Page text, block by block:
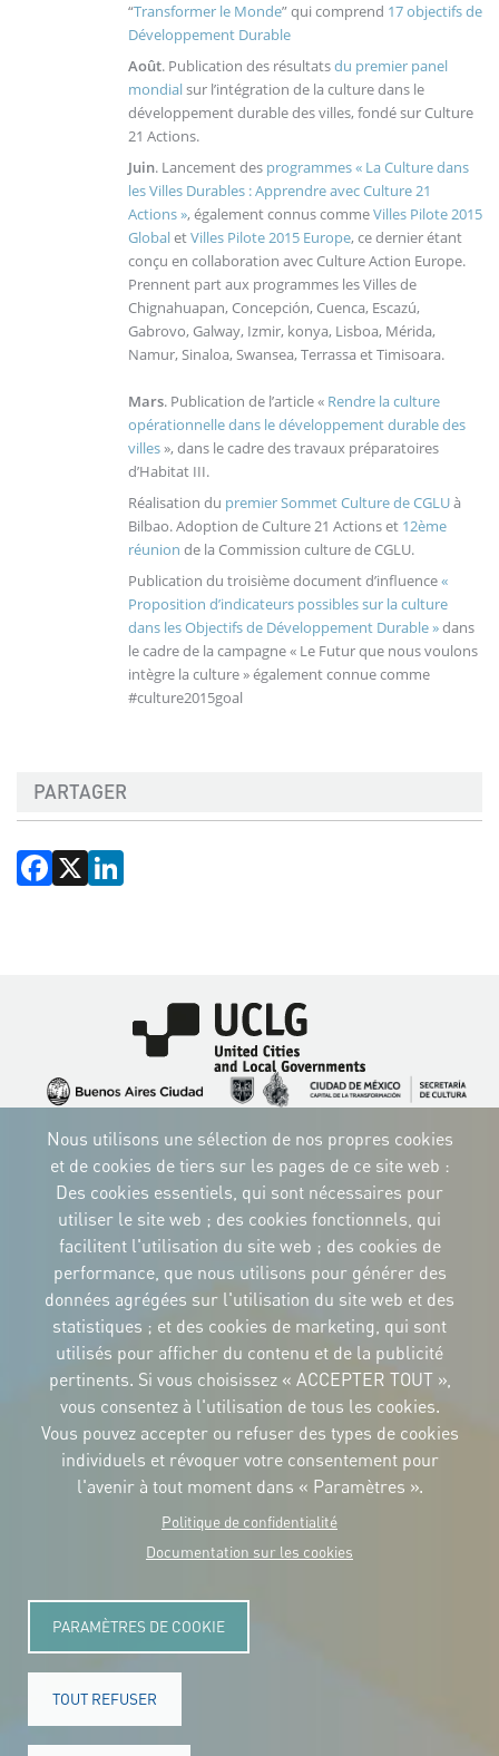
“Transformer le Monde” qui comprend 17 objectifs de
Développement Durable
Août. Publication des résultatsdu premier panel
mondialsur l’intégration de la culture dans le
développement durable des villes, fondé sur Culture
21 Actions.
Juin. Lancement des programmes « La Culture dans
les Villes Durables : Apprendre avec Culture 21
Actions », également connus commeVilles Pilote 2015
GlobaletVilles Pilote 2015 Europe, ce dernier étant
conçu en collaboration avec Culture Action Europe.
Prennent part aux programmes les Villes de
Chignahuapan, Concepción, Cuenca, Escazú,
Gabrovo, Galway, Izmir, konya, Lisboa, Mérida,
Namur, Sinaloa, Swansea, Terrassa et Timisoara.
Mars. Publication de l’article « Rendre la culture
opérationnelle dans le développement durable des
villes», dans le cadre des travaux préparatoires
d’Habitat III.
Réalisation du premier Sommet Culture de CGLUà
Bilbao. Adoption de Culture 21 Actions et 12ème
réunion de la Commission culture de CGLU.
Publication du troisième document d’influence«
Proposition d’indicateurs possibles sur la culture
dans les Objectifs de Développement Durable »dans
le cadre de la campagne « Le Futur que nous voulons
intègre la culture » également connue comme
#culture2015goal
PARTAGER
Facebook
X
Image
Image
ImageImageImage
IDENTITÉ CORPORTATIVE
Téléchargez
les logos et le
manuel
NEWSLETTER
CONTACT
Carrer Avinyó, 15
08002 Barcelona
culture@uclg.org
© Copyright 2025. Tous les droits sont réservés.
Nous utilisons une sélection de nos propres cookies
et de cookies de tiers sur les pages de ce site web :
Des cookies essentiels, qui sont nécessaires pour
utiliser le site web ; des cookies fonctionnels, qui
facilitent l'utilisation du site web ; des cookies de
performance, que nous utilisons pour générer des
données agrégées sur l'utilisation du site web et des
statistiques ; et des cookies de marketing, qui sont
utilisés pour afficher du contenu et de la publicité
pertinents. Si vous choisissez « ACCEPTER TOUT »,
vous consentez à l'utilisation de tous les cookies.
Vous pouvez accepter ou refuser des types de cookies
individuels et révoquer votre consentement pour
l'avenir à tout moment dans « Paramètres ».
Politique de confidentialité
Documentation sur les cookies
PARAMÈTRES DE COOKIE
TOUT REFUSER